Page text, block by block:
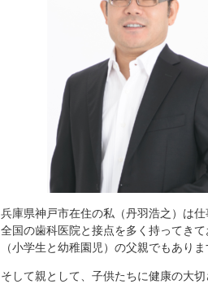
兵庫県神戸市在住の私（丹羽浩之）は仕
全国の歯科医院と接点を多く持ってきて
（小学生と幼稚園児）の父親でもありま
そして親として、子供たちに健康の大